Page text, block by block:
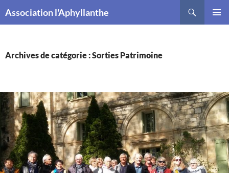
Association l'Aphyllanthe
Archives de catégorie : Sorties Patrimoine